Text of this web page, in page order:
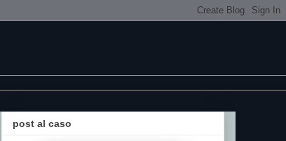
post al caso